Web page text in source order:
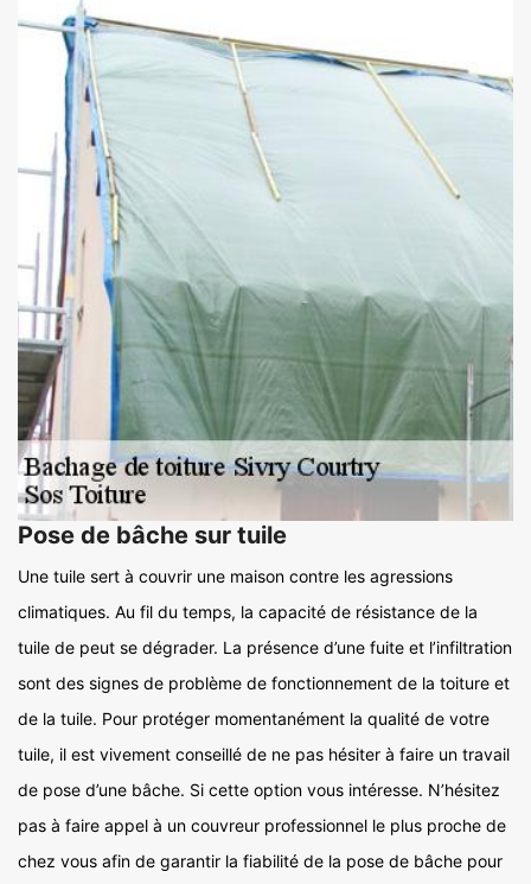
Pose de bâche sur tuile
Une tuile sert à couvrir une maison contre les agressions
climatiques. Au fil du temps, la capacité de résistance de la
tuile de peut se dégrader. La présence d’une fuite et l’infiltration
sont des signes de problème de fonctionnement de la toiture et
de la tuile. Pour protéger momentanément la qualité de votre
tuile, il est vivement conseillé de ne pas hésiter à faire un travail
de pose d’une bâche. Si cette option vous intéresse. N’hésitez
pas à faire appel à un couvreur professionnel le plus proche de
chez vous afin de garantir la fiabilité de la pose de bâche pour